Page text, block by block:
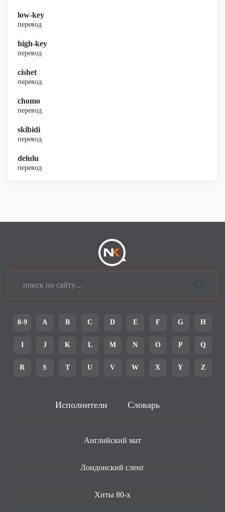
low-key
перевод
high-key
перевод
cishet
перевод
chomo
перевод
skibidi
перевод
delulu
перевод
0-9 A B C D E F G H
I J K L M N O P Q
R S T U V W X Y Z
Исполнители Словарь
Английский мат
Лондонский сленг
Хиты 80-х